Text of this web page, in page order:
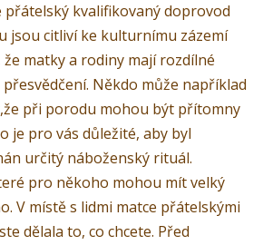
přátelský kvalifikovaný doprovod
jsou citliví ke kulturnímu zázemí
že matky a rodiny mají rozdílné
Někdo může například
při porodu mohou být přítomny
je pro vás důležité, aby byl
určitý náboženský rituál.
pro někoho mohou mít velký
V místě s lidmi matce přátelskými
dělala to, co chcete. Před